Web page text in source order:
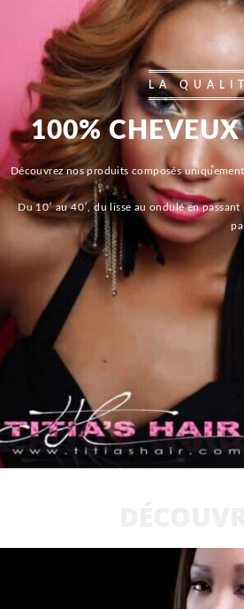
LA
100%
Découvrez nos produits composés
Du 10′ au 40′, du lisse au ondulé en